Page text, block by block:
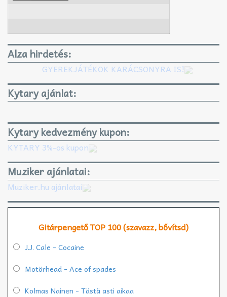
Alza hirdetés:
GYEREKJÁTÉKOK KARÁCSONYRA IS!
Kytary ajánlat:
Kytary kedvezmény kupon:
KYTARY 3%-os kupon
Muziker ajánlatai:
Muziker.hu ajánlatai
Gitárpengető TOP 100 (szavazz, bővítsd)
J.J. Cale - Cocaine
Motörhead - Ace of spades
Kolmas Nainen - Tästä asti aikaa